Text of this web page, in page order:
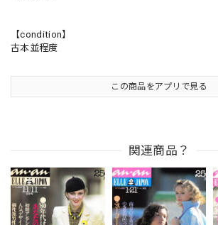
【condition】
古本並程度
この商品をアプリで見る
関連商品？